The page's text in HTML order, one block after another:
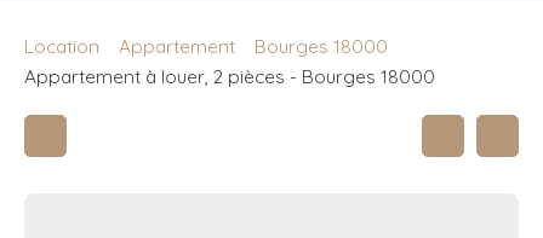
Location Appartement
Bourges 18000
Appartement à louer, 2 pièces - Bourges 18000